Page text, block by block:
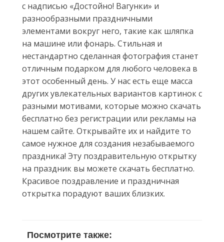
с надписью «Достойно! Вагунки» и
разнообразными праздничными
элементами вокруг него, такие как шляпка
на машине или фонарь. Стильная и
нестандартно сделанная фотография станет
отличным подарком для любого человека в
этот особенный день. У нас есть еще масса
других увлекательных вариантов картинок с
разными мотивами, которые можно скачать
бесплатно без регистрации или рекламы на
нашем сайте. Открывайте их и найдите то
самое нужное для создания незабываемого
праздника! Эту поздравительную открытку
на праздник вы можете скачать бесплатно.
Красивое поздравление и праздничная
открытка порадуют ваших близких.
Посмотрите также: